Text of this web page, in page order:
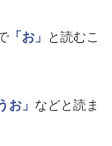
「お」
と読むこ
お」 などと読ま